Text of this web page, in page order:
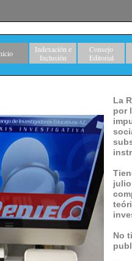
Indexación e
Inclusión
Consejo
Editorial
La
por
julio
No